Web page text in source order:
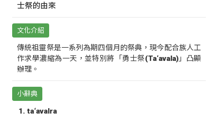
士祭的由來
文化介紹
傳統祖靈祭是一系列為期四個月的祭典，現今配合族人工
作求學濃縮為一天，並特別將「勇士祭(Ta‘avala)」凸顯
辦理。
小辭典
ta‘avalra